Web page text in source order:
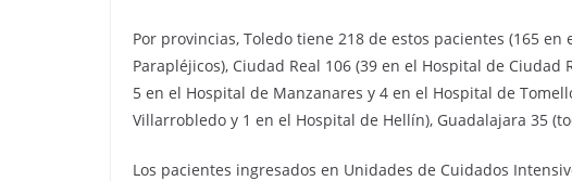
Por provincias, Toledo tiene 218 de estos pacientes (165
Parapléjicos), Ciudad Real 106 (39 en el Hospital de
5 en el Hospital de Manzanares y 4 en el Hospital de
Villarrobledo y 1 en el Hospital de Hellín), Guadalajara 35
Los pacientes ingresados en Unidades de Cuidados